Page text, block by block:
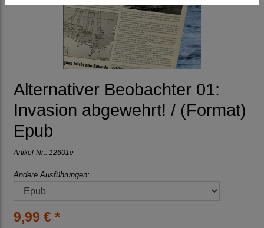
Alternativer Beobachter 01:
Invasion abgewehrt! / (Format)
Epub
Artikel-Nr.: 12601e
Andere Ausführungen:
9,99 € *